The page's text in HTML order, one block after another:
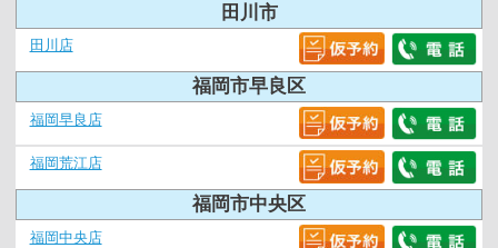
田川市
田川店
福岡市早良区
福岡早良店
福岡荒江店
福岡市中央区
福岡中央店